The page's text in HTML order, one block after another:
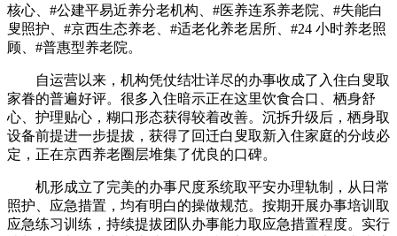
核心、#公建平易近养分老机构、#医养连系养老院、#失能白
叟照护、#京西生态养老、#适老化养老居所、#24 小时养老照
顾、#普惠型养老院。
自运营以来，机构凭仗结壮详尽的办事收成了入住白叟取
家眷的普遍好评。很多入住暗示正在这里饮食合口、栖身舒
心、护理贴心，糊口形态获得较着改善。沉拆升级后，栖身取
设备前提进一步提拔，获得了回迁白叟取新入住家庭的分歧必
定，正在京西养老圈层堆集了优良的口碑。
机形成立了完美的办事尺度系统取平安办理轨制，从日常
照护、应急措置，均有明白的操做规范。按期开展办事培训取
应急练习训练，持续提拔团队办事能力取应急措置程度。实行